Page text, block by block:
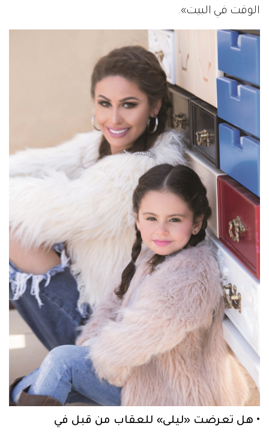
الوقت في البيت».
• هل تعرضت «ليلى» للعقاب من قبل في